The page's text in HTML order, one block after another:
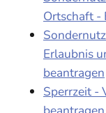
Ortschaft -
Erlaubnis
beantragen
Sperrzeit -